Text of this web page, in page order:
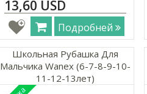
13,60 USD
Подробней
Школьная Рубашка Для
Мальчика Wanex (6-7-8-9-10-
11-12-13лет)